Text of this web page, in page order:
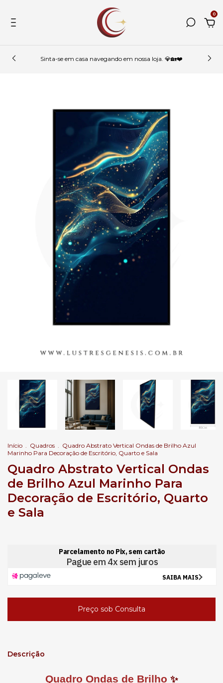
0
Sinta-se em casa navegando em nossa loja. 💎🏡❤️
Início . Quadros . Quadro Abstrato Vertical Ondas de Brilho Azul
Marinho Para Decoração de Escritório, Quarto e Sala
Quadro Abstrato Vertical Ondas
de Brilho Azul Marinho Para
Decoração de Escritório, Quarto
e Sala
Descrição
Quadro Ondas de Brilho ✨